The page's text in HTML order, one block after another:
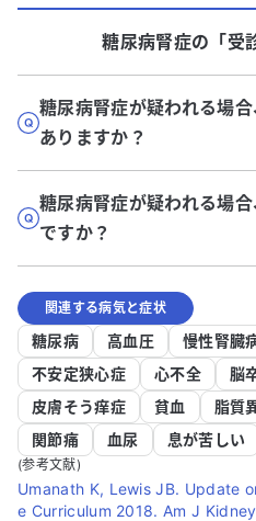
糖尿病腎症の「受
糖尿病腎症が疑われる場
ありますか？
糖尿病腎症が疑われる場
ですか？
関連する病気と症状
糖尿病 高血圧 慢性腎臓
不安定狭心症
心不全 脳
皮膚そう痒症
貧血 脂質
関節痛
血尿 息が苦しい
(参考文献)
Umanath K, Lewis JB. Update
e Curriculum 2018. Am J